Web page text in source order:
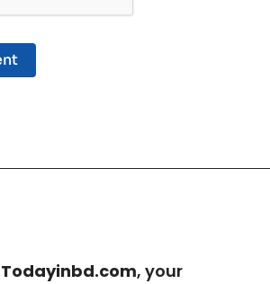
Todayinbd.com, your